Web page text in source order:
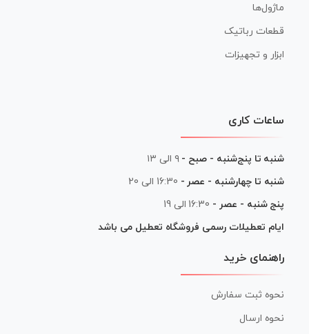
ماژول‌ها
قطعات رباتیک
ابزار و تجهیزات
ساعات کاری
شنبه تا پنج‌شنبه - صبح - ۹ الی ۱۳
شنبه تا چهارشنبه - عصر - 16:30 الی 20
پنج شنبه - عصر - 16:30 الی 19
ایام تعطیلات رسمی فروشگاه تعطیل می باشد
راهنمای خرید
نحوه ثبت سفارش
نحوه ارسال